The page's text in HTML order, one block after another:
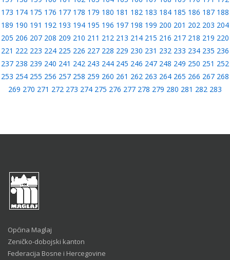
173 174 175 176 177 178 179 180 181 182 183 184 185 186 187 188
189 190 191 192 193 194 195 196 197 198 199 200 201 202 203 204
205 206 207 208 209 210 211 212 213 214 215 216 217 218 219 220
221 222 223 224 225 226 227 228 229 230 231 232 233 234 235 236
237 238 239 240 241 242 243 244 245 246 247 248 249 250 251 252
253 254 255 256 257 258 259 260 261 262 263 264 265 266 267 268
269 270 271 272 273 274 275 276 277 278 279 280 281 282 283
Općina Maglaj
Zeničko-dobojski kanton
Federacija Bosne i Hercegovine